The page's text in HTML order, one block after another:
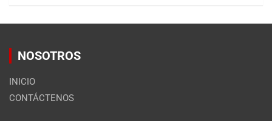
NOSOTROS
INICIO
CONTÁCTENOS